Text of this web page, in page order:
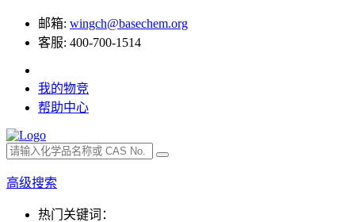
邮箱: wingch@basechem.org
客服: 400-700-1514
我的物竞
帮助中心
高级搜索
热门关键词：